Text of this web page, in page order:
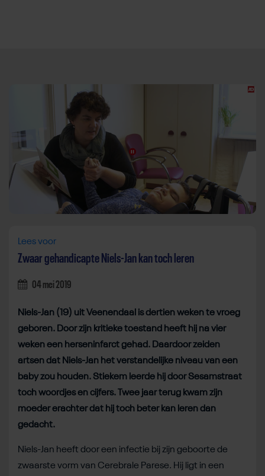
Direct door naar content
Lees voor
Zwaar gehandicapte Niels-Jan kan toch leren
04 mei 2019
Niels-Jan (19) uit Veenendaal is dertien weken te vroeg
geboren. Door zijn kritieke toestand heeft hij na vier
weken een herseninfarct gehad. Daardoor zeiden
artsen dat Niels-Jan het verstandelijke niveau van een
baby zou houden. Stiekem leerde hij door Sesamstraat
toch woordjes en cijfers. Twee jaar terug kwam zijn
moeder erachter dat hij toch beter kan leren dan
gedacht.
Niels-Jan heeft door een infectie bij zijn geboorte de
zwaarste vorm van Cerebrale Parese. Hij ligt in een